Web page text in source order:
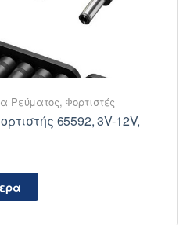
Ρεύματος, Φορτιστές
65592, 3V-12V,